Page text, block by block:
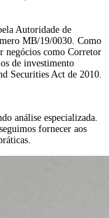
Autoridade de
MB/19/0030. Como
negócios como Corretor
de investimento
Securities Act de 2010.
análise especializada.
fornecer aos